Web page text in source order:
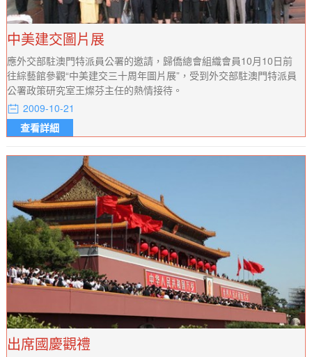
中美建交圖片展
應外交部駐澳門特派員公署的邀請，歸僑總會組織會員10月10日前
往綜藝館參觀“中美建交三十周年圖片展”，受到外交部駐澳門特派員
公署政策研究室王燦芬主任的熱情接待。
2009-10-21
查看詳細
出席國慶觀禮